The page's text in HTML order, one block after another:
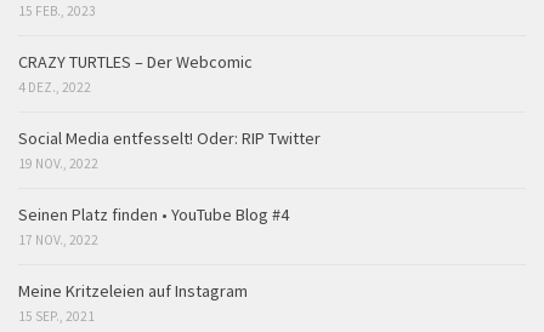
15 FEB., 2023
CRAZY TURTLES – Der Webcomic
4 DEZ., 2022
Social Media entfesselt! Oder: RIP Twitter
19 NOV., 2022
Seinen Platz finden • YouTube Blog #4
17 NOV., 2022
Meine Kritzeleien auf Instagram
15 SEP., 2021